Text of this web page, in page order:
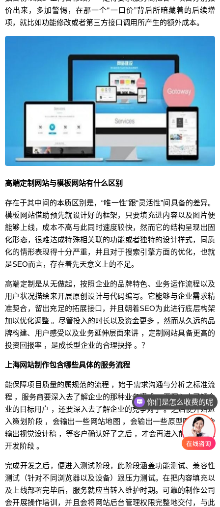
价出来，多加警惕，在那一个“一口价”背后所暗藏着的后续增
项，就比如功能修改或者第三方接口调用所产生的额外成本。
高端定制网站与模板网站有什么区别
存在于其中间的本质区别是，“唯一性”跟“灵活性”间具备的差异。
模板网站借助预先就设计好的框架，只要填充进内容以及图片便
能够上线，成本不高与此同时速度较快，然而它的结构呈现出固
化形态，很难达成特殊相关联的功能或者独特的设计样式，同质
化的情形表现得十分严重，并且对于搜索引擎方面的优化，也就
是SEO而言，存在着先天意义上的不足。
高端定制是从无做起，按照企业的品牌特色、业务运作流程以及
用户状况描绘来开展原创设计与代码编写。它能够与企业需求精
准契合，留出充足的拓展接口，并且朝着SEO为此进行底层构架
加以优化调整 。尽管投入的时长以及资金更多 ，然而从久远的品
牌构建、用户感受以及业务延伸层面来讲 ，定制网站具备更高的
投资回报率 ，是成长型企业的合理抉择 。？
上海网站制作包含哪些具体的服务流程
能保障项目质量的属规范的流程 ，始于需求沟通与分析之标准流
程 ，服务商要深入去了解企业的那种业务模式 ，要深入去了解企
业的目标用户 ，还要深入去了解企业的竞争对手 。之后便开始进
入策划阶段 ，会输出一些网站地图 ，会输出一些原型图 ，还会
输出视觉设计稿 ，等客户确认好了之后 ，才会再进入前端与后端
开发阶段 。
完成开发之后，便进入测试阶段，此阶段涵盖功能测试、兼容性
测试（针对不同浏览器以及设备）跟压力测试。在把内容填充以
及上线部署完毕后，服务就应当转入维护时期。可靠的制作公司
会开展操作培训，并且会将网站后台管理权限完整地交付，与此
你们是怎么收费的呢